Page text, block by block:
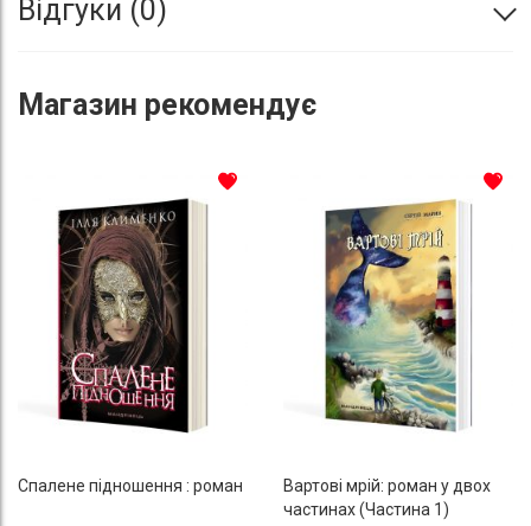
Відгуки 0
Магазин рекомендує
Спалене підношення : роман
До списку бажань
Вартові мрій: роман у двох
частинах (Частина 1)